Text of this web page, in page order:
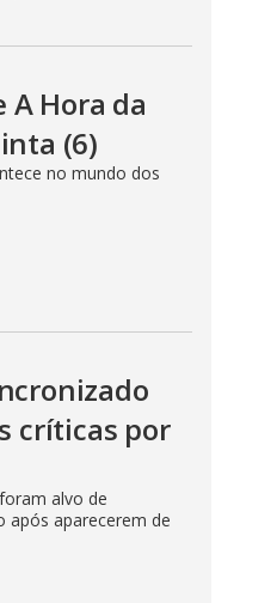
Hora da
(6)
no mundo dos
críticas por
alvo de
após aparecerem de